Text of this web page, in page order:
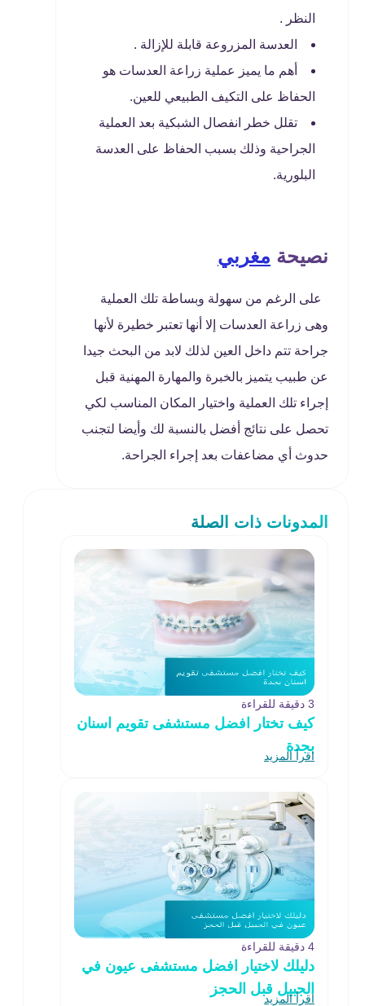
النظر .
العدسة المزروعة قابلة للإزالة .
أهم ما يميز عملية زراعة العدسات هو
الحفاظ على التكيف الطبيعي للعين.
تقلل خطر انفصال الشبكية بعد العملية
الجراحية وذلك بسبب الحفاظ على العدسة
البلورية.
نصيحة مغربي
على الرغم من سهولة وبساطة تلك العملية
وهى زراعة العدسات إلا أنها تعتبر خطيرة لأنها
جراحة تتم داخل العين لذلك لابد من البحث جيدا
عن طبيب يتميز بالخبرة والمهارة المهنية قبل
إجراء تلك العملية واختيار المكان المناسب لكي
تحصل على نتائج أفضل بالنسبة لك وأيضا لتجنب
حدوث أي مضاعفات بعد إجراء الجراحة.
المدونات ذات الصلة
3 دقيقة للقراءة
كيف تختار افضل مستشفى تقويم اسنان
بجدة
اقرأ المزيد
4 دقيقة للقراءة
دليلك لاختيار افضل مستشفى عيون في
الجبيل قبل الحجز
اقرأ المزيد